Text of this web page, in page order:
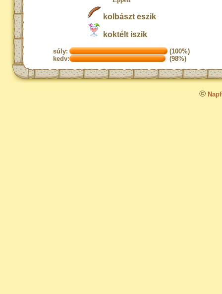
kolbászt eszik
koktélt iszik
súly:
(100%)
kedv:
(98%)
©